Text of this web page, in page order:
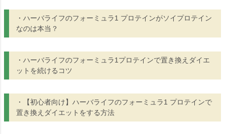
・ハーバライフのフォーミュラ1 プロテインがソイプロテイン
なのは本当？
・ハーバライフのフォーミュラ1プロテインで置き換えダイエ
ットを続けるコツ
・【初心者向け】ハーバライフのフォーミュラ1 プロテインで
置き換えダイエットをする方法